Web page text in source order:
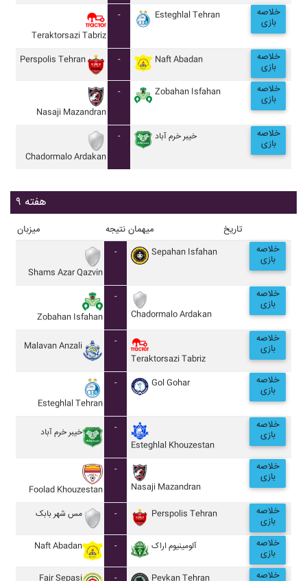
Teraktorsazi Tabriz
- Esteghlal Tehran خلاصه
بازی
Perspolis Tehran - Naft Abadan خلاصه
بازی
Nasaji Mazandran
- Zobahan Isfahan خلاصه
بازی
Chadormalo Ardakan
- خيبر خرم آباد خلاصه
بازی
هفته ۹
میزبان نتیجه میهمان تاریخ
Shams Azar Qazvin
- Sepahan Isfahan خلاصه
بازی
Zobahan Isfahan
-
Chadormalo Ardakan
خلاصه
بازی
Malavan Anzali
-
Teraktorsazi Tabriz
خلاصه
بازی
Esteghlal Tehran
- Gol Gohar خلاصه
بازی
خيبر خرم آباد
-
Esteghlal Khouzestan
خلاصه
بازی
Foolad Khouzestan
-
Nasaji Mazandran
خلاصه
بازی
مس شهر بابک - Perspolis Tehran خلاصه
بازی
Naft Abadan - آلومينيوم اراک خلاصه
بازی
خلاصه